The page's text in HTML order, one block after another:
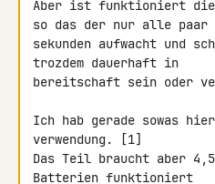
Aber ist funktioniert
so das der nur alle paar
sekunden aufwacht und
trozdem dauerhaft in
bereitschaft sein oder
Ich hab gerade sowas
verwendung. [1]
Das Teil braucht aber
Batterien funktioniert